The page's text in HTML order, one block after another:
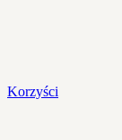
Korzyści